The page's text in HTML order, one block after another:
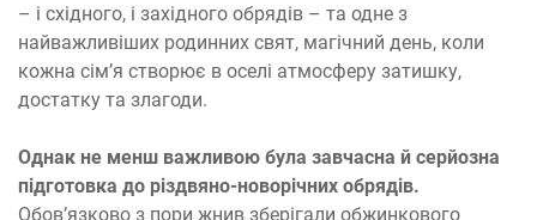
– і східного, і західного обрядів – та одне з
найважливіших родинних свят, магічний день, коли
кожна сім’я створює в оселі атмосферу затишку,
достатку та злагоди.
Однак не менш важливою була завчасна й серйозна
підготовка до різдвяно-новорічних обрядів.
Обов’язково з пори жнив зберігали обжинкового